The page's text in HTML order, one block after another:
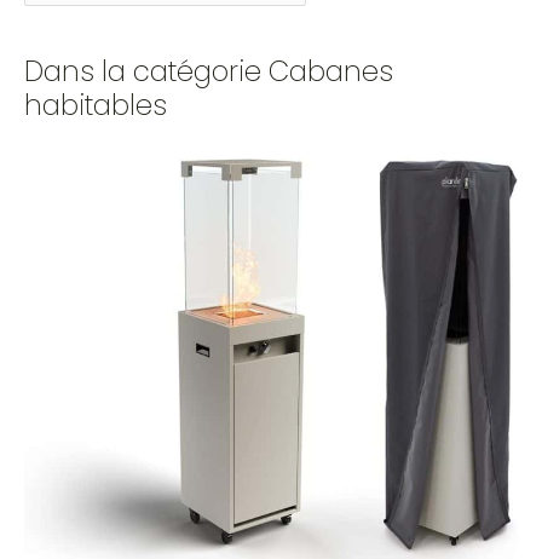
Dans la catégorie Cabanes
habitables